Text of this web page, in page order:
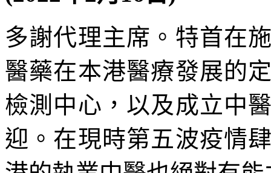
多謝代理主席。特首在
醫藥在本港醫療發展的
檢測中心，以及成立中
迎。在現時第五波疫情